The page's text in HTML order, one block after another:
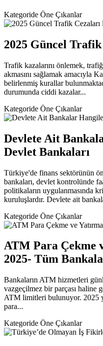
Kategoride Öne Çıkanlar
2025 Güncel
Trafik kazalarını önlemek,
akmasını sağlamak amacıyla
belirlenmiş kurallar
durumunda ciddi kazalar...
Kategoride Öne Çıkanlar
Devlete Ait
Devlet Bankaları
Türkiye'de finans sektörünün
bankaları, devlet kontrolünde
politikaların uygulanmasında
kuruluşlardır. Devlete ait
Kategoride Öne Çıkanlar
ATM Para Çekme
2025- Tüm
Bankaların ATM hizmetleri
vazgeçilmez bir parçası haline
ATM limitleri bulunuyor. 2025
para...
Kategoride Öne Çıkanlar